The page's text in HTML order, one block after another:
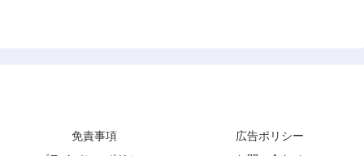
免責事項
広告ポリシー